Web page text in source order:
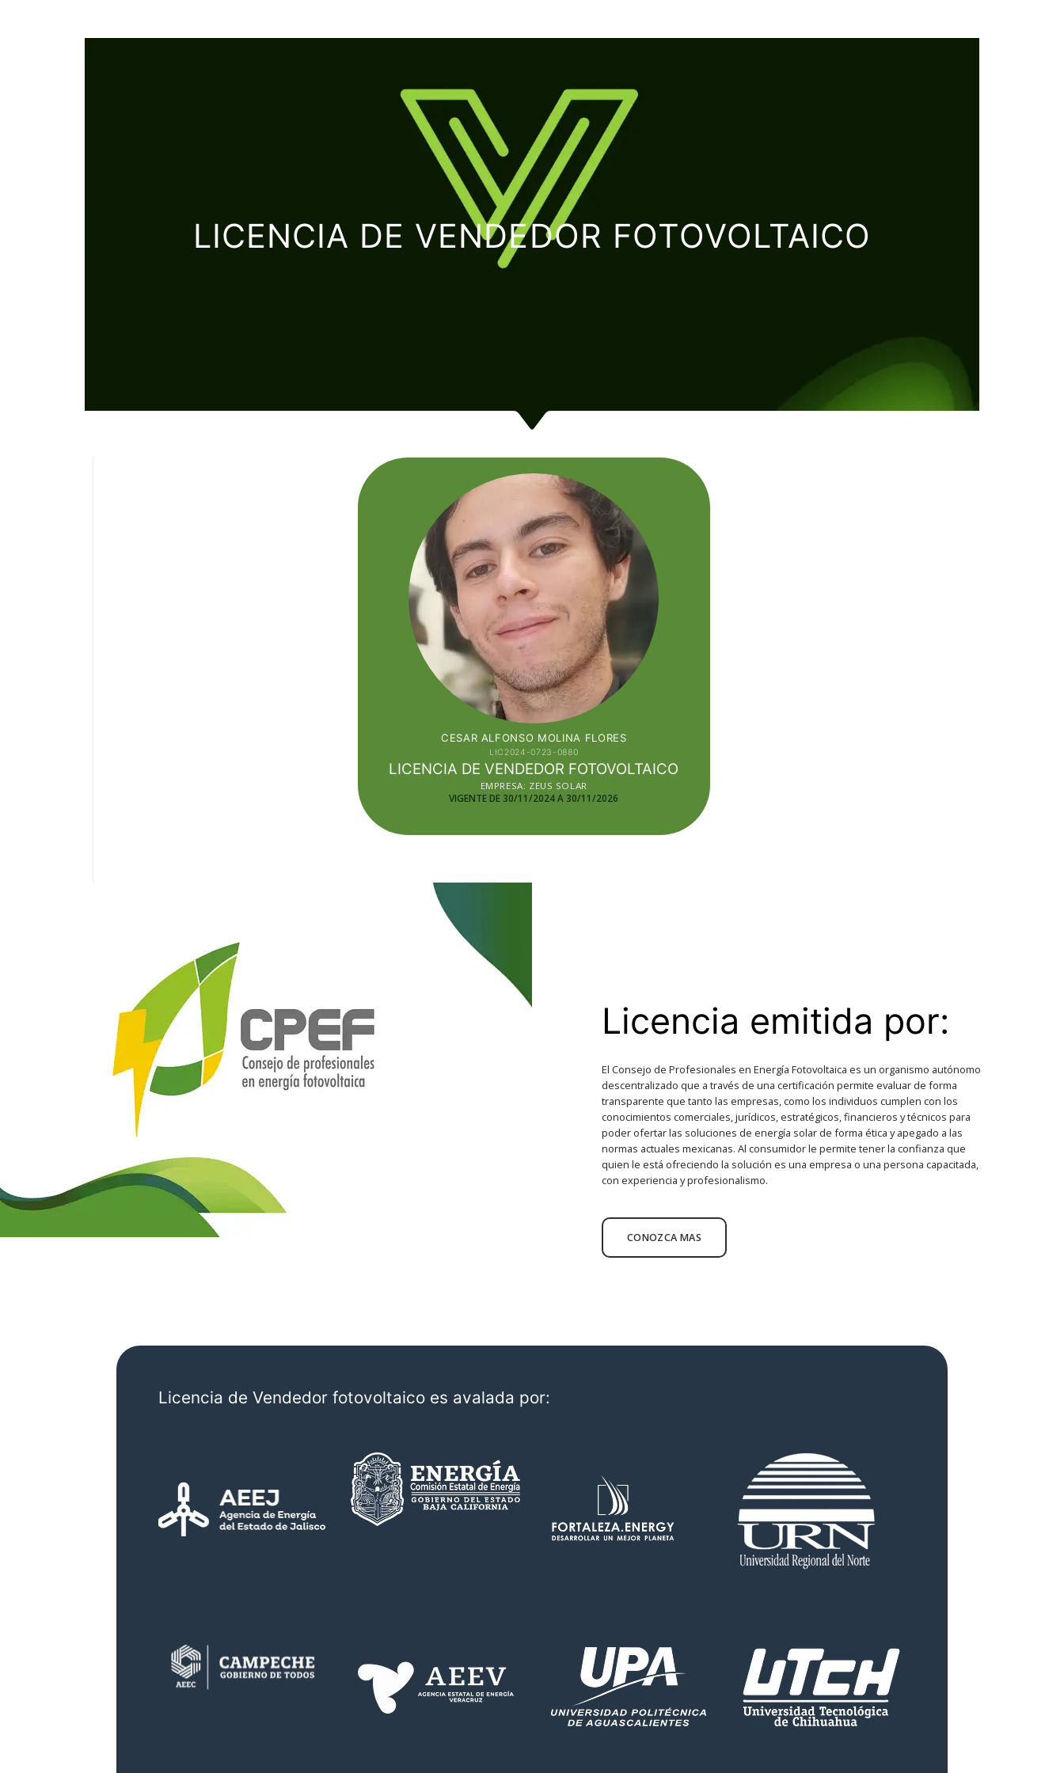
LICENCIA DE VENDEDOR FOTOVOLTAICO
CESAR ALFONSO MOLINA FLORES
LIC2024-0723-0880
LICENCIA DE VENDEDOR FOTOVOLTAICO
EMPRESA: ZEUS SOLAR
VIGENTE DE 30/11/2024 A 30/11/2026
Licencia emitida por:
El Consejo de Profesionales en Energía Fotovoltaica es un organismo autónomo
descentralizado que a través de una certificación permite evaluar de forma
transparente que tanto las empresas, como los individuos cumplen con los
conocimientos comerciales, jurídicos, estratégicos, financieros y técnicos para
poder ofertar las soluciones de energía solar de forma ética y apegado a las
normas actuales mexicanas. Al consumidor le permite tener la confianza que
quien le está ofreciendo la solución es una empresa o una persona capacitada,
con experiencia y profesionalismo.
CONOZCA MAS
Licencia de Vendedor fotovoltaico es avalada por: